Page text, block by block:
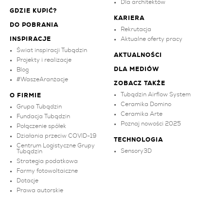
GDZIE KUPIĆ?
DO POBRANIA
INSPIRACJE
Świat inspiracji Tubądzin
Projekty i realizacje
Blog
#WaszeAranżacje
O FIRMIE
Grupa Tubądzin
Fundacja Tubądzin
Połączenie spółek
Działania przeciw COVID-19
Centrum Logistyczne Grupy
Tubądzin
Strategia podatkowa
Farmy fotowoltaiczne
Dotacje
Prawa autorskie
Dla architektów
KARIERA
Rekrutacja
Aktualne oferty pracy
AKTUALNOŚCI
DLA MEDIÓW
ZOBACZ TAKŻE
Tubądzin Airflow System
Ceramika Domino
Ceramika Arte
Poznaj nowości 2025
TECHNOLOGIA
Sensory3D